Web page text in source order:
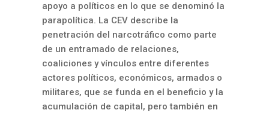
apoyo a políticos en lo que se denominó la
parapolítica. La CEV describe la
penetración del narcotráfico como parte
de un entramado de relaciones,
coaliciones y vínculos entre diferentes
actores políticos, económicos, armados o
militares, que se funda en el beneficio y la
acumulación de capital, pero también en